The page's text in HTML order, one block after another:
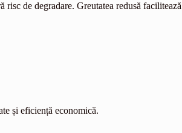
de degradare. Greutatea redusă
și eficiență economică.